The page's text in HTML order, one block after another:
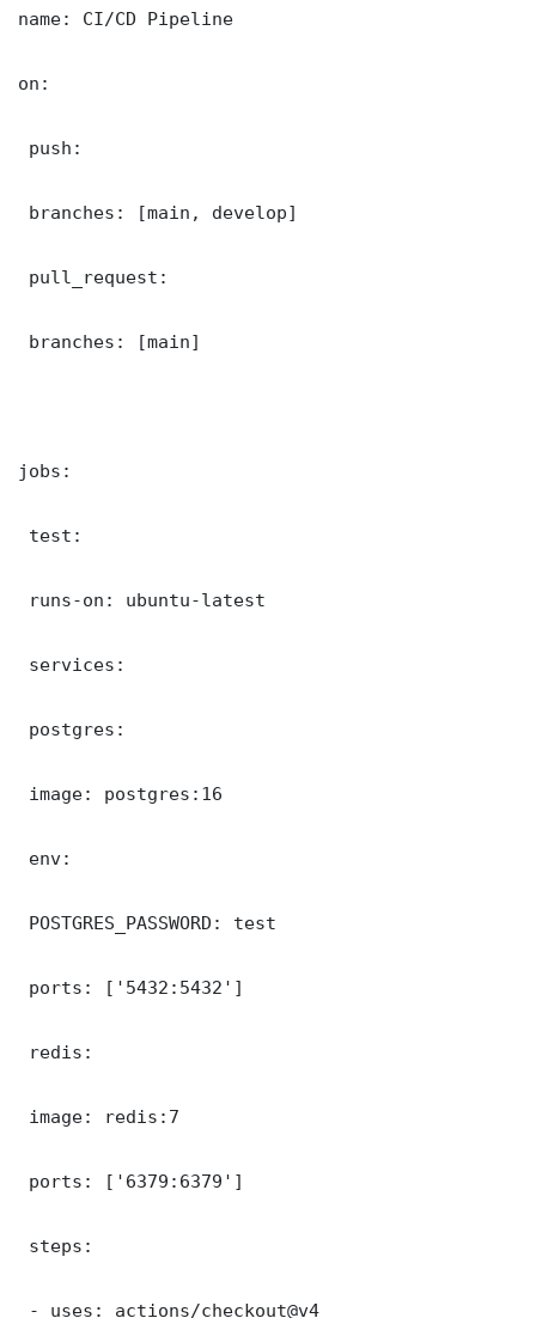
name: CI/CD Pipeline
on:
push:
branches: [main, develop]
pull_request:
branches: [main]
jobs:
test:
runs-on: ubuntu-latest
services:
postgres:
image: postgres:16
env:
POSTGRES_PASSWORD: test
ports: ['5432:5432']
redis:
image: redis:7
ports: ['6379:6379']
steps:
- uses: actions/checkout@v4